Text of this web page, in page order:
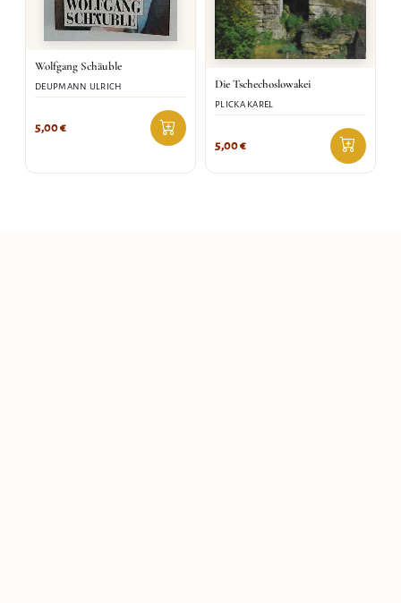
Wolfgang Schäuble
DEUPMANN ULRICH
5,00€
Die Tschechoslowakei
PLICKA KAREL
5,00€